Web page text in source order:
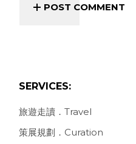
POST COMMENT
SERVICES:
旅遊走讀．Travel
策展規劃．Curation